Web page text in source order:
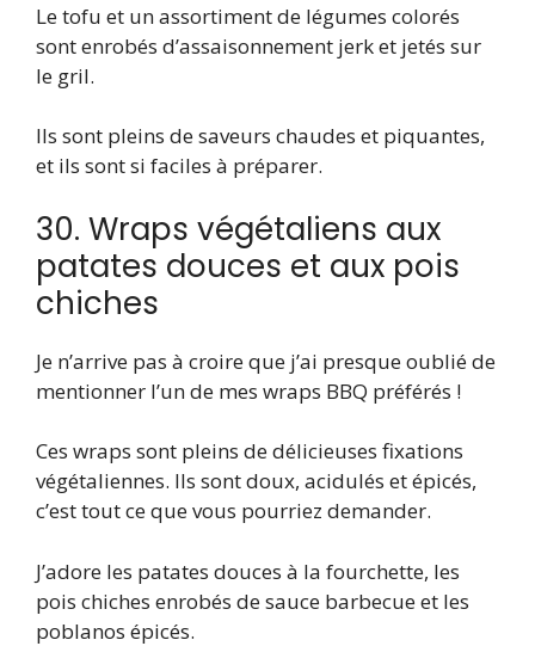
Le tofu et un assortiment de légumes colorés
sont enrobés d’assaisonnement jerk et jetés sur
le gril.
Ils sont pleins de saveurs chaudes et piquantes,
et ils sont si faciles à préparer.
30. Wraps végétaliens aux
patates douces et aux pois
chiches
Je n’arrive pas à croire que j’ai presque oublié de
mentionner l’un de mes wraps BBQ préférés !
Ces wraps sont pleins de délicieuses fixations
végétaliennes. Ils sont doux, acidulés et épicés,
c’est tout ce que vous pourriez demander.
J’adore les patates douces à la fourchette, les
pois chiches enrobés de sauce barbecue et les
poblanos épicés.